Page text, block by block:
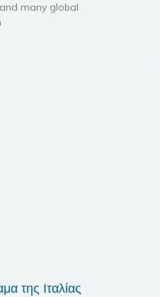
many global
της Ιταλίας